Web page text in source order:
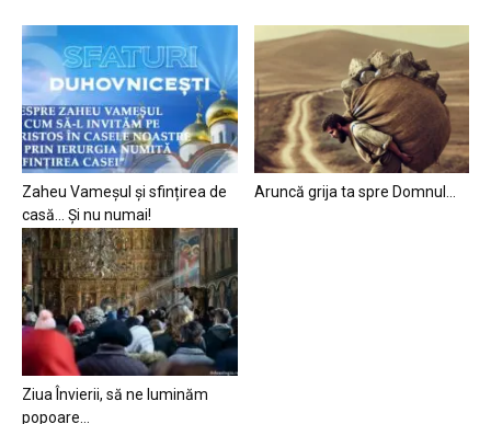
Zaheu Vameșul și sfințirea de
casă… Și nu numai!
Aruncă grija ta spre Domnul…
Ziua Învierii, să ne luminăm
popoare…